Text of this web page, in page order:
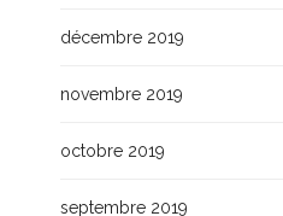
décembre 2019
novembre 2019
octobre 2019
septembre 2019